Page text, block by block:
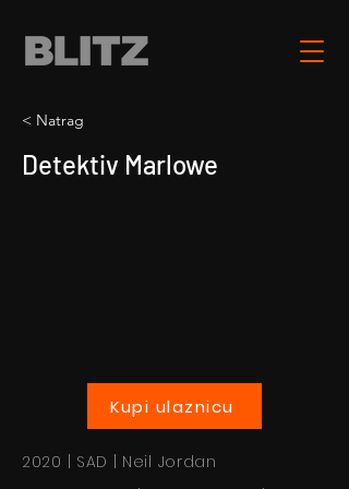
< Natrag
Detektiv Marlowe
Kupi ulaznicu
2020 | SAD | Neil Jordan